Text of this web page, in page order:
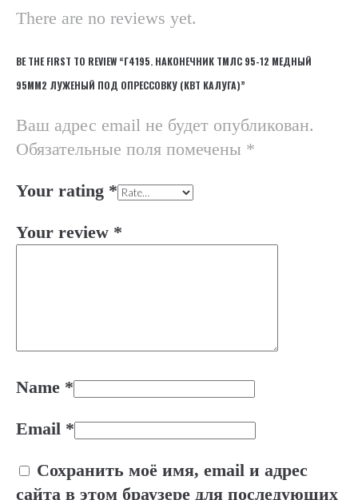
There are no reviews yet.
BE THE FIRST TO REVIEW “Г4195. НАКОНЕЧНИК ТМЛС 95-12 МЕДНЫЙ
95ММ2 ЛУЖЕНЫЙ ПОД ОПРЕССОВКУ (КВТ КАЛУГА)”
Ваш адрес email не будет опубликован.
Обязательные поля помечены *
Your rating *
Your review *
Name *
Email *
Сохранить моё имя, email и адрес
сайта в этом браузере для последующих